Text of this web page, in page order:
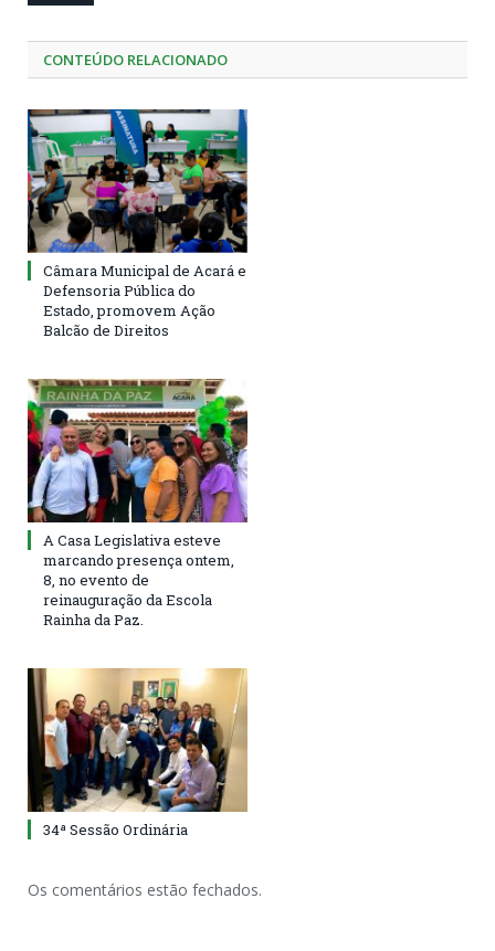
CONTEÚDO RELACIONADO
Câmara Municipal de Acará e
Defensoria Pública do
Estado, promovem Ação
Balcão de Direitos
A Casa Legislativa esteve
marcando presença ontem,
8, no evento de
reinauguração da Escola
Rainha da Paz.
34ª Sessão Ordinária
Os comentários estão fechados.